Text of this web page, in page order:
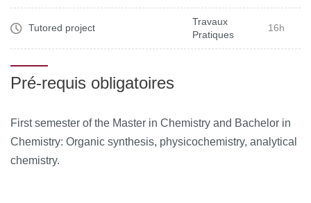
Tutored project
Travaux
Pratiques
16h
Pré-requis obligatoires
First semester of the Master in Chemistry and Bachelor in
Chemistry: Organic synthesis, physicochemistry, analytical
chemistry.